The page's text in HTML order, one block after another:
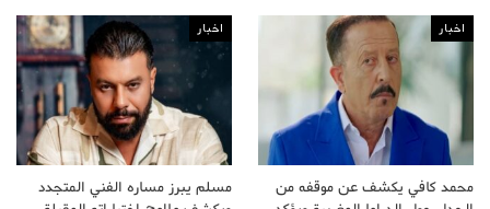
اخبار
محمد كافي يكشف عن موقفه من
اخبار
مسلم يبرز مساره الفني المتجدد